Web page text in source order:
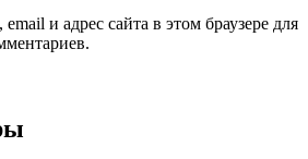
и адрес сайта в этом браузере для